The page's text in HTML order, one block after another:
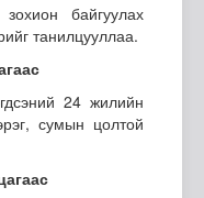
байгуулах
танилцууллаа.
24 жилийн
сумын цолтой